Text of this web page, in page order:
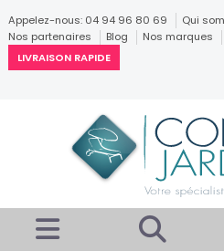
Appelez-nous: 04 94 96 80 69
Qui
Nos partenaires
Blog
Nos marques
LIVRAISON RAPIDE